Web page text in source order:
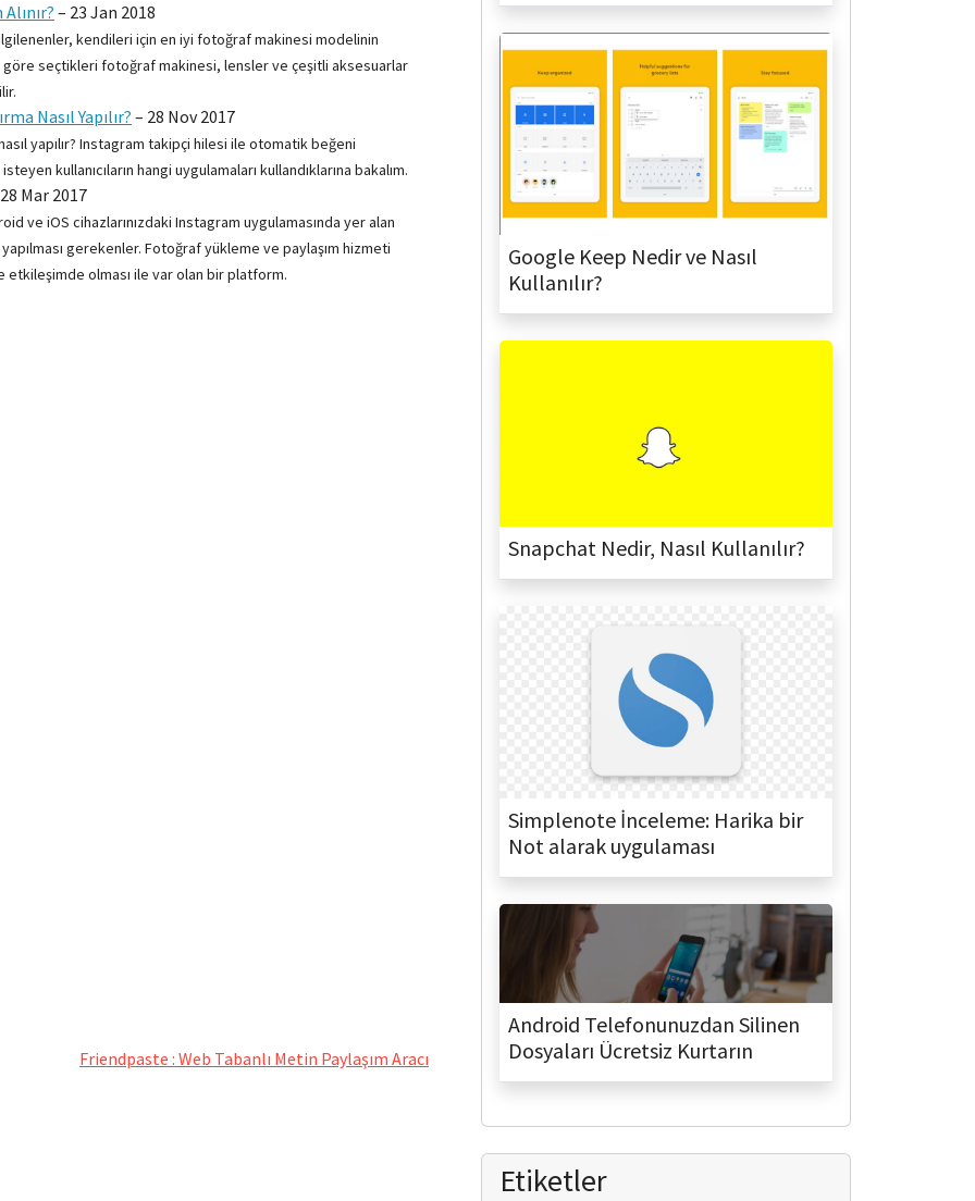
– 23 Jan 2018
kendileri için en iyi fotoğraf makinesi modelinin
göre seçtikleri fotoğraf makinesi, lensler ve çeşitli aksesuarlar
Nasıl Yapılır? – 28 Nov 2017
yapılır? Instagram takipçi hilesi ile otomatik beğeni
kullanıcıların hangi uygulamaları kullandıklarına bakalım.
28 Mar 2017
ve iOS cihazlarınızdaki Instagram uygulamasında yer alan
gerekenler. Fotoğraf yükleme ve paylaşım hizmeti
olması ile var olan bir platform.
Friendpaste : Web Tabanlı Metin Paylaşım Aracı
Google Keep Nedir ve Nasıl
Kullanılır?
Snapchat Nedir, Nasıl Kullanılır?
Simplenote İnceleme: Harika bir
Not alarak uygulaması
Android Telefonunuzdan Silinen
Dosyaları Ücretsiz Kurtarın
Etiketler